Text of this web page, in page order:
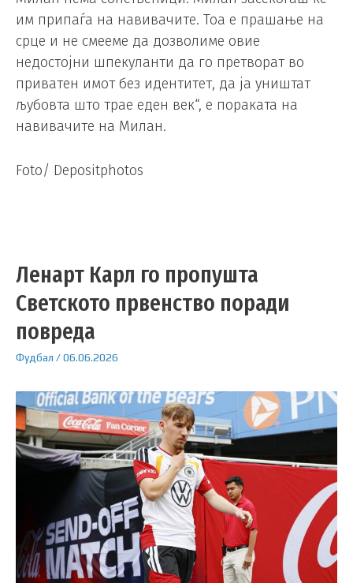
им припаѓа на навивачите. Тоа е прашање на
срце и не смееме да дозволиме овие
недостојни шпекуланти да го претворат во
приватен имот без идентитет, да ја уништат
љубовта што трае еден век“, е пораката на
навивачите на Милан.
Foto/ Depositphotos
Ленарт Карл го пропушта
Светското првенство поради
повреда
Фудбал /06.06.2026